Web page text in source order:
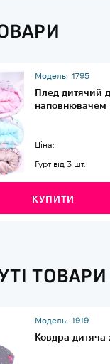
Модель: 1795
Плед дитячий
наповнювачем
Ціна:
Гурт від 3 шт.
КУПИТИ
ТОВАРИ
Модель: 1919
Ковдра дитяча